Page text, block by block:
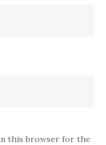
in this browser for the